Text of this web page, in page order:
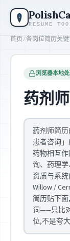
跳到主要内容
RESUME
首页/各岗位简历关键
浏览器本地
药剂
药剂师简历
患者咨询
药物相互
询、药理
资质与系统
Willow /
简历贴下
词——只比
位,不是夸大